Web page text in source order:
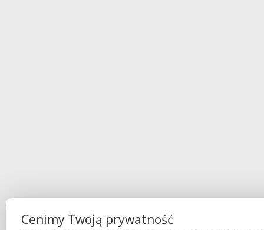
Cenimy Twoją prywatność